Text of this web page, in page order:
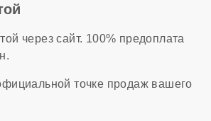
через сайт. 100% предоплата
точке продаж вашего